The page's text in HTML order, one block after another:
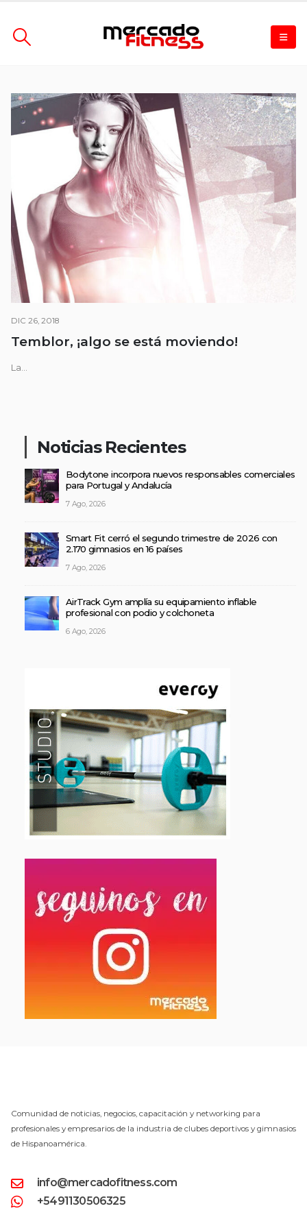
DIC 26, 2018
Temblor, ¡algo se está moviendo!
La...
Noticias Recientes
Bodytone incorpora nuevos responsables comerciales
para Portugal y Andalucía
7 Ago, 2026
Smart Fit cerró el segundo trimestre de 2026 con
2.170 gimnasios en 16 países
7 Ago, 2026
AirTrack Gym amplía su equipamiento inflable
profesional con podio y colchoneta
6 Ago, 2026
Comunidad de noticias, negocios, capacitación y networking para
profesionales y empresarios de la industria de clubes deportivos y gimnasios
de Hispanoamérica.
info@mercadofitness.com
+5491130506325